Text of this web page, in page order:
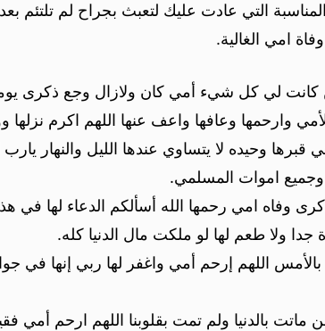
التي عادت عليك لتعبث بجراح لم تلتئم
امي الغالية.
كانت لي كل شيء أمي كان ولازال وجع ذكرى
وارحمها وعافها واعف عنها اللهم اكرم نزلها
وحيده لا يتساوي عندها الليل والنهار
وجميع اموات المسلمي.
وفاه امي رحمها الله أسألكم الدعاء لها في
ولا طعم لها لو ملكت مال الدنيا كله.
اللهم إرحم أمي واغفر لها ربي إنها في
ماتت بالدنيا ولم تمت بقلوبنا اللهم ارحم أمي